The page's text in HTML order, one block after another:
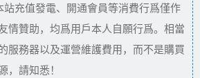
充值發電、開通會員等消費行爲僅作
情贊助，均爲用戶本人自願行爲。相當
服務器以及運營維護費用，而不是購買
，請知悉！